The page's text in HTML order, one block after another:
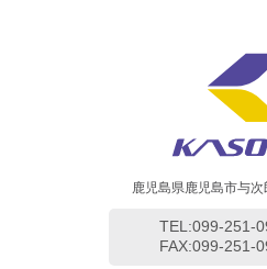
鹿児島県鹿児島市与
TEL:099-251-
FAX:099-251-